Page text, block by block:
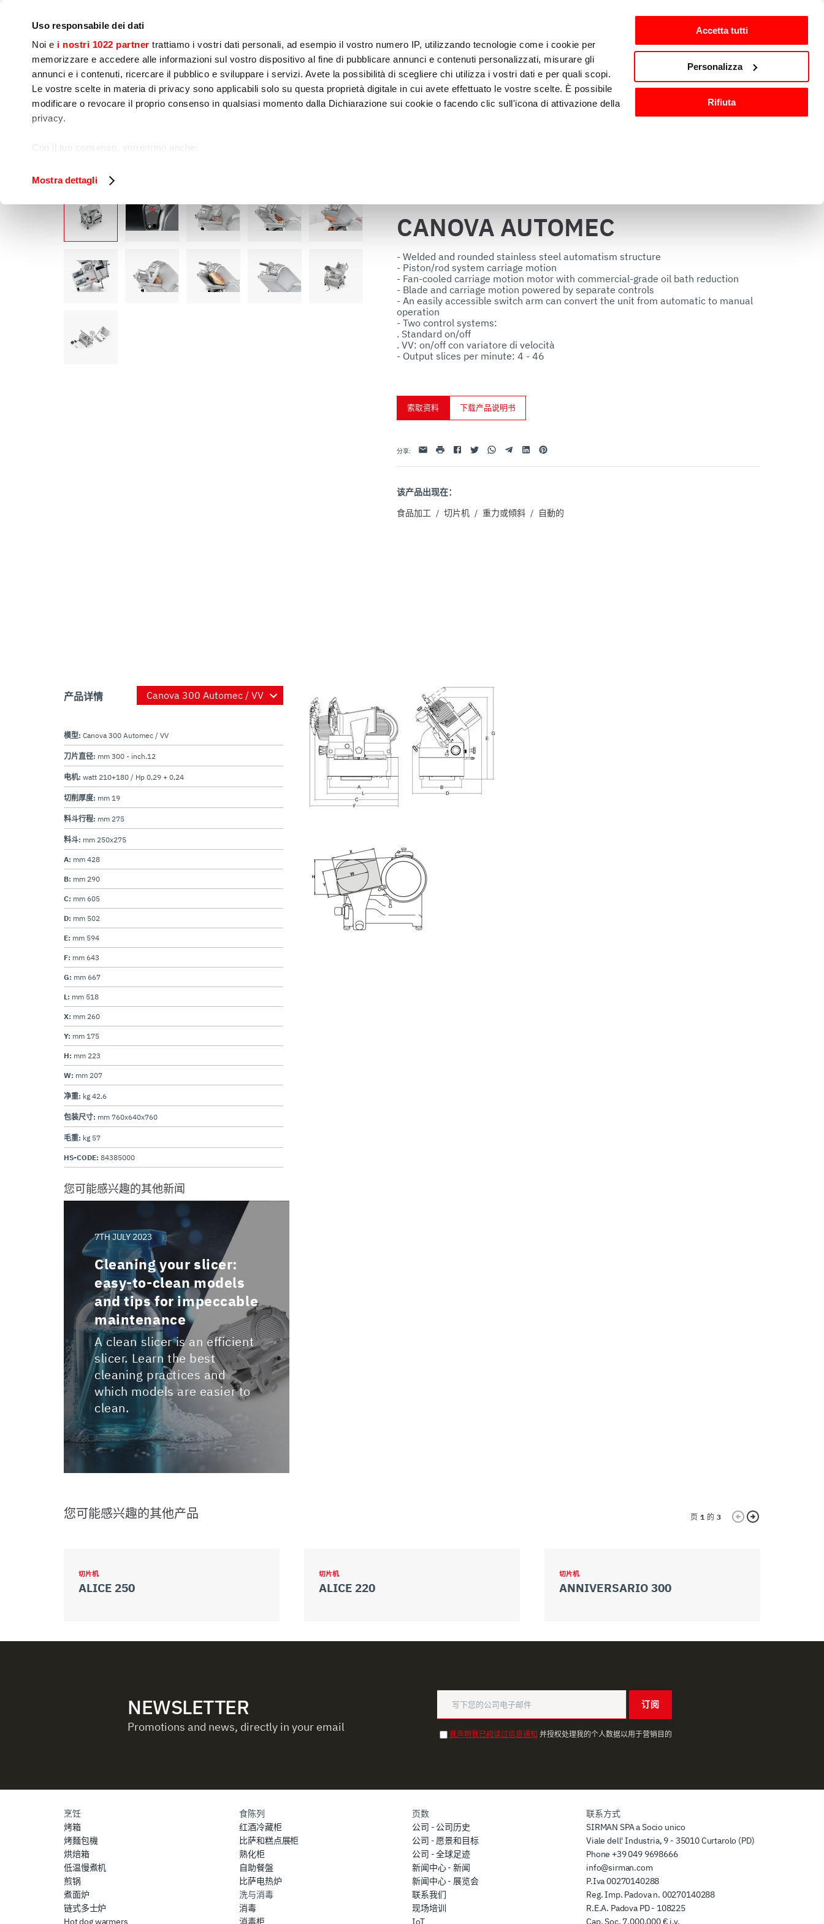
Uso responsabile dei dati
Noi e i nostri 1022 partner trattiamo i vostri dati personali, ad esempio il vostro numero IP, utilizzando tecnologie come i cookie per
memorizzare e accedere alle informazioni sul vostro dispositivo al fine di pubblicare annunci e contenuti personalizzati, misurare gli
annunci e i contenuti, ricercare il pubblico e sviluppare i servizi. Avete la possibilità di scegliere chi utilizza i vostri dati e per quali scopi.
Le vostre scelte in materia di privacy sono applicabili solo su questa proprietà digitale in cui avete effettuato le vostre scelte. È possibile
modificare o revocare il proprio consenso in qualsiasi momento dalla Dichiarazione sui cookie o facendo clic sull'icona di attivazione della
privacy.
Con il tuo consenso, vorremmo anche:
Identificare il tuo dispositivo, scansionandolo attivamente alla ricerca di caratteristiche specifiche (impronte digitali).
tuo consenso in qualsiasi momento dalla Dichiarazione sui cookie.
Utilizziamo i cookie per garantire che l’utente possa usufruire del servizio richiesto, per personalizzare contenuti ed annunci, per fornire
funzionalità dei social media e per analizzare il nostro traffico. Condividiamo inoltre informazioni sul modo in cui l’utente utilizza il nostro
sito con i nostri partner che si occupano di analisi dei dati web, pubblicità e social media, i quali potrebbero combinarle con altre
informazioni che ha fornito loro o che hanno raccolto dal suo utilizzo dei loro servizi.
Mostra dettagli
Accetta tutti
Personalizza
Rifiuta
客户 zh-CN
烹饪 食品加工 包装 急速冷却器 食陈列 洗与消毒 其他厨房设备
CANOVA AUTOMEC
- Welded and rounded stainless steel automatism structure
- Piston/rod system carriage motion
- Fan-cooled carriage motion motor with commercial-grade oil bath reduction
- Blade and carriage motion powered by separate controls
- An easily accessible switch arm can convert the unit from automatic to manual
operation
- Two control systems:
. Standard on/off
. VV: on/off con variatore di velocità
- Output slices per minute: 4 - 46
索取资料 下载产品说明书
分享: 电子邮件
打印 FacebookTwitterWhatsappTelegramLinkedinPinterest
该产品出现在：
食品加工 / 切片机 / 重力或傾斜 / 自動的
产品详情
模型: Canova 300 Automec / VV
刀片直径: mm 300 - inch.12
电机: watt 210+180 / Hp 0,29 + 0,24
切削厚度: mm 19
料斗行程: mm 275
料斗: mm 250x275
A: mm 428
B: mm 290
C: mm 605
D: mm 502
E: mm 594
F: mm 643
G: mm 667
L: mm 518
X: mm 260
Y: mm 175
H: mm 223
W: mm 207
净重: kg 42,6
包装尺寸: mm 760x640x760
毛重: kg 57
HS-CODE: 84385000
您可能感兴趣的其他新闻
7TH JULY 2023
Cleaning your slicer:
easy-to-clean models
and tips for impeccable
maintenance
A clean slicer is an efficient
slicer. Learn the best
cleaning practices and
which models are easier to
clean.
您可能感兴趣的其他产品 页 1 的 3
切片机
ALICE 250
切片机
ALICE 220
切片机
ANNIVERSARIO 300
NEWSLETTER
Promotions and news, directly in your email
订阅
我声明我已阅读过信息通知 并授权处理我的个人数据以用于营销目的
烹饪
烤箱
烤麵包機
烘焙箱
低温慢煮机
煎锅
煮面炉
链式多士炉
Hot dog warmers
食陈列
红酒冷藏柜
比萨和糕点展柜
熟化柜
自助餐盤
比萨电热炉
洗与消毒
消毒
消毒柜
页数
公司 - 公司历史
公司 - 愿景和目标
公司 - 全球足迹
新闻中心 - 新闻
新闻中心 - 展览会
联系我们
现场培训
IoT
联系方式
SIRMAN SPA a Socio unico
Viale dell' Industria, 9 - 35010 Curtarolo (PD)
Phone +39 049 9698666
info@sirman.com
P.Iva 00270140288
Reg. Imp. Padova n. 00270140288
R.E.A. Padova PD - 108225
Cap. Soc. 7.000.000 € i.v.